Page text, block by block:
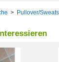
> Pullover/